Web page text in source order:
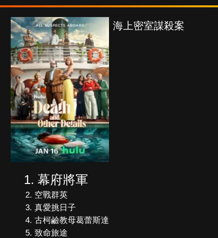
海上密室謀殺案
幕府將軍
空戰群英
真愛挑日子
古柯鹼教母葛蕾斯達
致命旅途